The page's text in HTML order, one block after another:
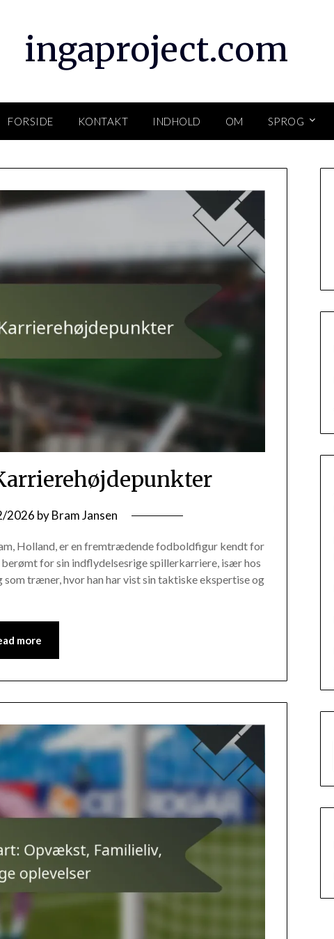
ingaproject.com
FORSIDE KONTAKT INDHOLD OM SPROG
2026 byBram Jansen
Holland, er en fremtrædende fodboldfigur kendt for
for sin indflydelsesrige spillerkarriere, især hos
træner, hvor han har vist sin taktiske ekspertise og
more